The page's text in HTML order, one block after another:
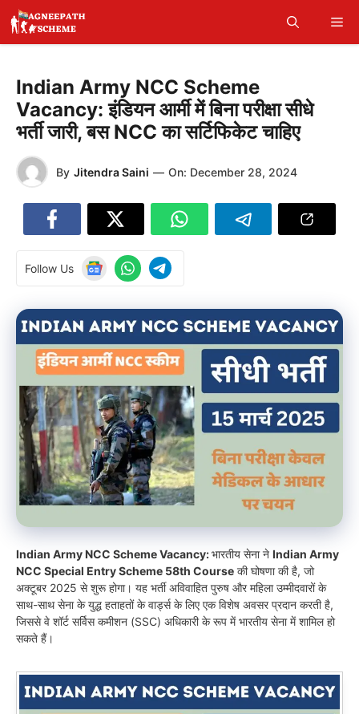
Skip
content
Indian Army NCC Scheme
Vacancy: इंडियन आर्मी में बिना परीक्षा सीधे
भर्ती जारी, बस NCC का सर्टिफिकेट चाहिए
By Jitendra Saini — On: December 28, 2024
Follow Us
Indian Army NCC Scheme Vacancy:भारतीय सेना ने Indian Army
NCC Special Entry Scheme 58th Course की घोषणा की है, जो
अक्टूबर 2025 से शुरू होगा। यह भर्ती अविवाहित पुरुष और महिला उम्मीदवारों के
साथ-साथ सेना के युद्ध हताहतों के वार्ड्स के लिए एक विशेष अवसर प्रदान करती है,
जिससे वे शॉर्ट सर्विस कमीशन (SSC) अधिकारी के रूप में भारतीय सेना में शामिल हो
सकते हैं।